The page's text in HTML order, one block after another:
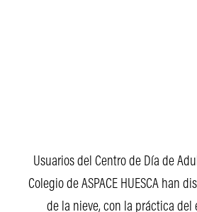
Usuarios del Centro de Día de
Colegio de ASPACE HUESCA han
de la nieve, con la práctica del